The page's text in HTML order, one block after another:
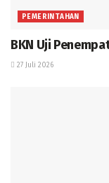
PEMERINTAHAN
BKN Uji
27 Juli 2026